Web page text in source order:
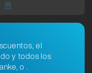
el
y todos los
beneficios MyFranke, o .